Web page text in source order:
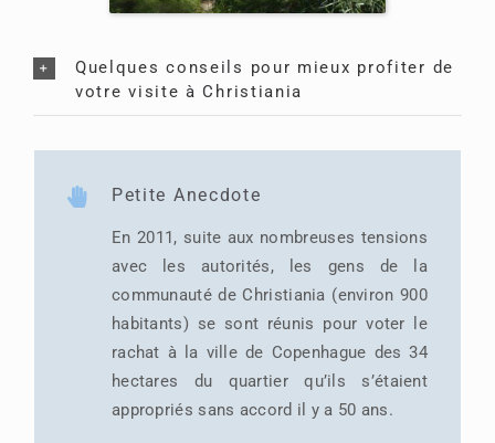
Quelques conseils pour mieux profiter de
votre visite à Christiania
Petite Anecdote
En 2011, suite aux nombreuses tensions
avec les autorités, les gens de la
communauté de Christiania (environ 900
habitants) se sont réunis pour voter le
rachat à la ville de Copenhague des 34
hectares du quartier qu’ils s’étaient
appropriés sans accord il y a 50 ans.